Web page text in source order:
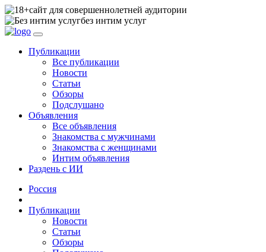
сайт для совершеннолетней аудитории
без интим услуг
Публикации
Все публикации
Новости
Статьи
Обзоры
Подслушано
Объявления
Все объявления
Знакомства с мужчинами
Знакомства с женщинами
Интим объявления
Раздень с ИИ
Россия
Публикации
Новости
Статьи
Обзоры